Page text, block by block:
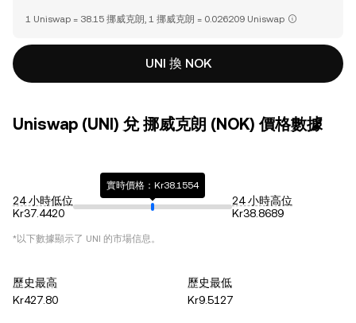
1 Uniswap = 38.15 挪威克朗, 1 挪威克朗 = 0.026209 Uniswap
UNI 換 NOK
Uniswap (UNI) 兌 挪威克朗 (NOK) 價格數據
24 小時低位
Kr37.4420
實時價格：Kr38.1554
24 小時高位
Kr38.8689
*以下數據顯示了 UNI 的市場信息。
歷史最高
Kr427.80
歷史最低
Kr9.5127